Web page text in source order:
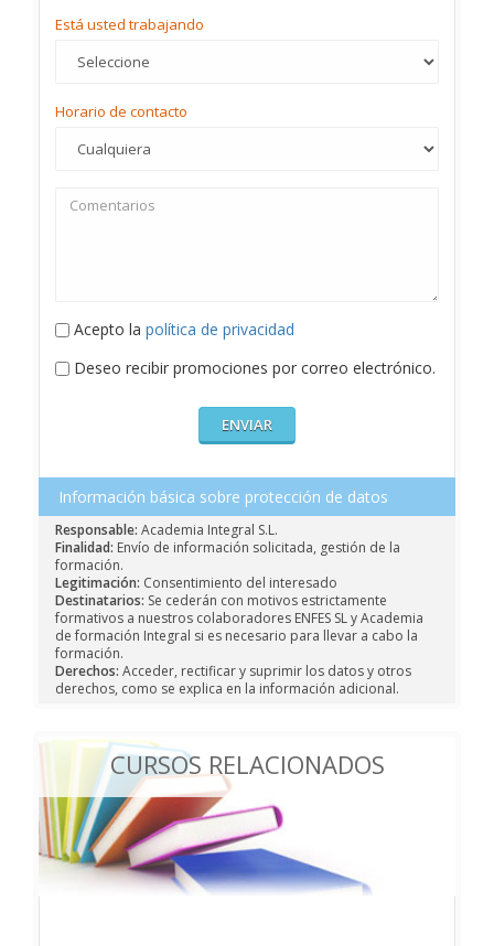
Está usted trabajando
Horario de contacto
Acepto la política de privacidad
Deseo recibir promociones por correo electrónico.
Información básica sobre protección de datos
Responsable: Academia Integral S.L.
Finalidad: Envío de información solicitada, gestión de la
formación.
Legitimación: Consentimiento del interesado
Destinatarios: Se cederán con motivos estrictamente
formativos a nuestros colaboradores ENFES SL y Academia
de formación Integral si es necesario para llevar a cabo la
formación.
Derechos: Acceder, rectificar y suprimir los datos y otros
derechos, como se explica en la información adicional.
CURSOS RELACIONADOS